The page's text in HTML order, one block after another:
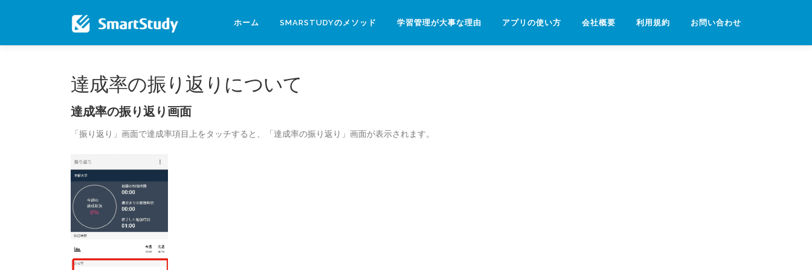
ン
ホーム SMARSTUDYのメソッド 学習管理が大事な理由 アプリの使い方 会社概要 利用規約 お問い合わせ
達成率の振り返りについて
達成率の振り返り画面
「振り返り」画面で達成率項目上をタッチすると、「達成率の振り返り」画面が表示されます。